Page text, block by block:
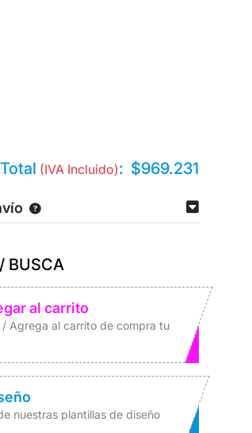
Total (IVA Incluido): $969.231
BUSCA
al carrito
Agrega al carrito de compra tu
nuestras plantillas de diseño